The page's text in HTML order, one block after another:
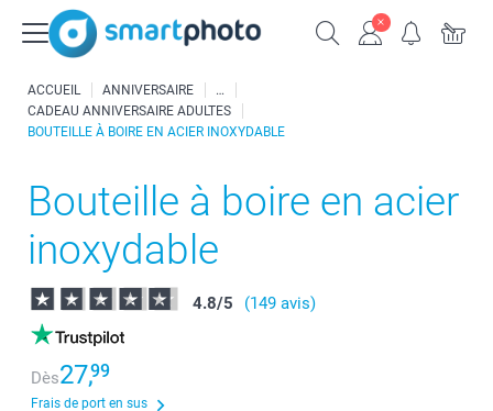
ACCUEIL
ANNIVERSAIRE
CADEAU ANNIVERSAIRE ADULTES
BOUTEILLE À BOIRE EN ACIER INOXYDABLE
Bouteille à boire en acier
inoxydable
4.8/5 (149 avis)
Dès27,99
Frais de port en sus